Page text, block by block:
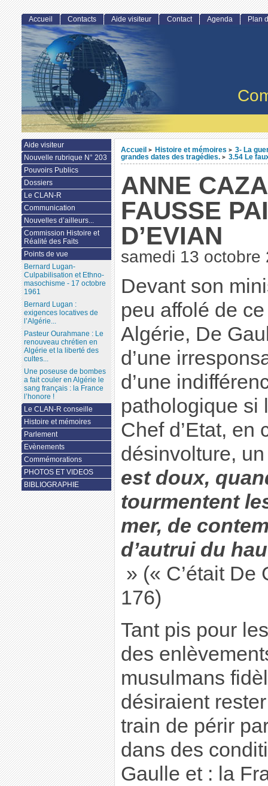
Accueil > Histoire et mémoires > 3- La
grandes dates des tragédies. > 3.54 Le
ANNE
FAUSSE
D’EVIAN
samedi 13 octobre
Devant son
peu affolé de
Algérie, De
d’une
d’une
pathologique si
Chef d’Etat, en
désinvolture,
est doux,
tourmentent
mer, de
d’autrui du
» (« C’était De
176)
Tant pis pour
des
musulmans
désiraient
train de périr
dans des
Gaulle et : la
Accueil Contacts Aide visiteur Contact Agenda Plan
Aide visiteur
Nouvelle rubrique N° 203
Pouvoirs Publics
Dossiers
Le CLAN-R
Communication
Nouvelles d’ailleurs...
Commission Histoire et
Réalité des Faits
Points de vue
Bernard Lugan-
Culpabilisation et Ethno-
masochisme - 17 octobre
1961
Bernard Lugan :
exigences locatives de
l’Algérie...
Pasteur Ourahmane : Le
renouveau chrétien en
Algérie et la liberté des
cultes...
Une poseuse de bombes
a fait couler en Algérie le
sang français : la France
l’honore !
Le CLAN-R conseille
Histoire et mémoires
Parlement
Evènements
Commémorations
PHOTOS ET VIDEOS
BIBLIOGRAPHIE